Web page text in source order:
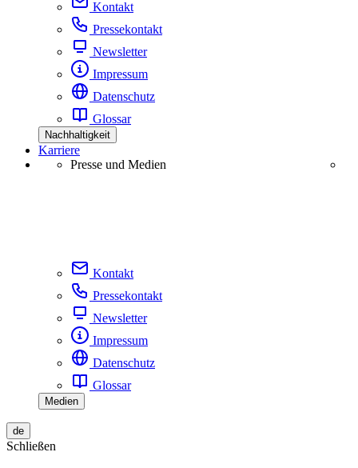
Kontakt
Pressekontakt
Newsletter
Impressum
Datenschutz
Glossar
Nachhaltigkeit
Karriere
Presse und Medien
Kontakt
Pressekontakt
Newsletter
Impressum
Datenschutz
Glossar
Medien
de
Schließen